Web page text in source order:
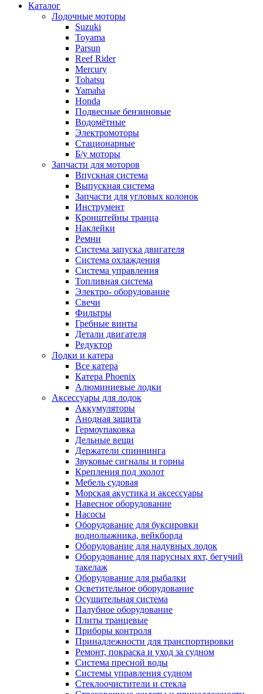
Каталог
Лодочные моторы
Suzuki
Toyama
Parsun
Reef Rider
Mercury
Tohatsu
Yamaha
Honda
Подвесные бензиновые
Водомётные
Электромоторы
Стационарные
Б/у моторы
Запчасти для моторов
Впускная система
Выпускная система
Запчасти для угловых колонок
Инструмент
Кронштейны транца
Наклейки
Ремни
Система запуска двигателя
Система охлаждения
Система управления
Топливная система
Электро- оборудование
Свечи
Фильтры
Гребные винты
Детали двигателя
Редуктор
Лодки и катера
Все катера
Катера Phoenix
Алюминиевые лодки
Аксессуары для лодок
Аккумуляторы
Анодная защита
Гермоупаковка
Дельные вещи
Держатели спиннинга
Звуковые сигналы и горны
Крепления под эхолот
Мебель судовая
Морская акустика и аксессуары
Навесное оборудование
Насосы
Оборудование для буксировки
воднолыжника, вейкборда
Оборудование для надувных лодок
Оборудование для парусных яхт, бегучий
такелаж
Оборудование для рыбалки
Осветительное оборудование
Осушительная система
Палубное оборудование
Плиты транцевые
Приборы контроля
Принадлежности для транспортировки
Ремонт, покраска и уход за судном
Система пресной воды
Системы управления судном
Стеклоочистители и стекла